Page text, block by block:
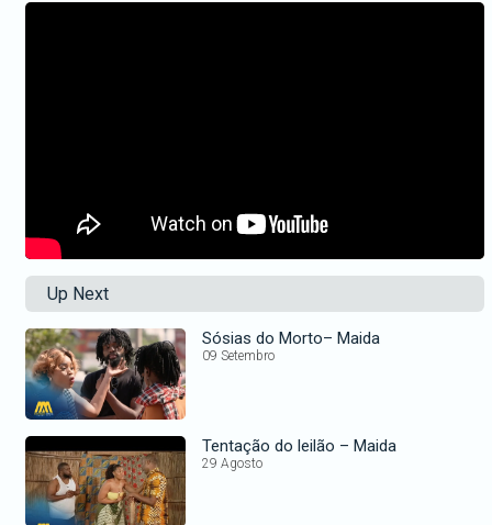
Up Next
Sósias do Morto– Maida
09 Setembro
Tentação do leilão – Maida
29 Agosto